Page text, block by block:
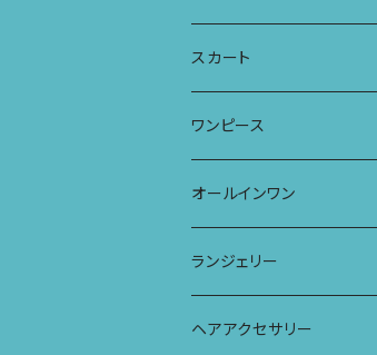
パーカー
ワンピース
サーフパンツ
ドレス
ストール
タンクトップ
キャミソール
ワイドTシャツ
チュニックTシャツ
七分袖トップス
ラグランスリーブトップス
アラジンパンツ
ポケット付きアラジンパンツ
ワイドパンツ
ポケット付きワイドパンツ
レギンス
スカート
マキシスカート
ワンピース
ワンピース
オールインワン
スリップワンピース
オールインワン
ランジェリー
ブラ
ヘアアクセサリー